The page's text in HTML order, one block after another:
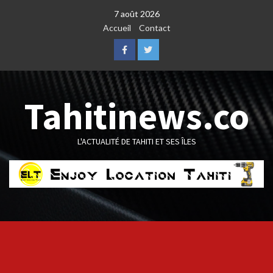
7 août 2026
Accueil
Contact
FacebookTwitter
Tahitinews.co
L'ACTUALITÉ DE TAHITI ET SES ÎLES